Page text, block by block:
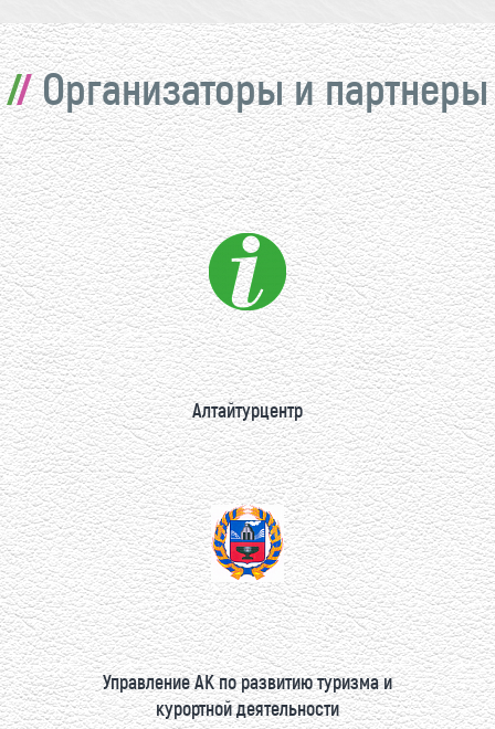
Организаторы и партнеры
Алтайтурцентр
Управление АК по развитию туризма и
курортной деятельности